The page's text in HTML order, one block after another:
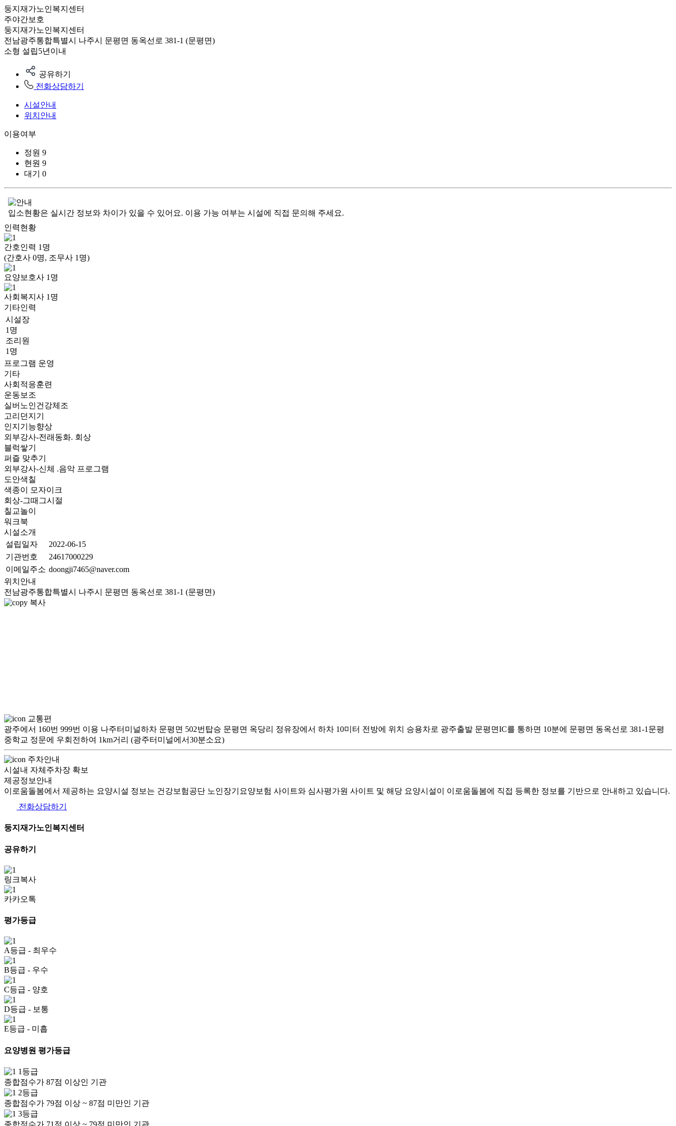
둥지재가노인복지센터
주야간보호
둥지재가노인복지센터
전남광주통합특별시 나주시 문평면 동옥선로 381-1 (문평면)
소형 설립5년이내
공유하기
전화상담하기
시설안내
위치안내
이용여부
정원 9
현원 9
대기
0
입소현황은 실시간 정보와 차이가 있을 수 있어요. 이용 가능 여부는 시설에 직접 문의해 주세요.
인력현황
간호인력 1 명
(간호사 0명, 조무사 1명)
요양보호사 1 명
사회복지사 1 명
기타인력
시설장
1명
조리원
1명
프로그램 운영
기타
사회적응훈련
운동보조
실버노인건강체조
고리던지기
인지기능향상
외부강사-전래동화. 회상
블럭쌓기
퍼즐 맞추기
외부강사-신체 .음악 프로그램
도안색칠
색종이 모자이크
회상-그때그시절
칠교놀이
워크북
시설소개
설립일자
2022-06-15
기관번호
24617000229
이메일주소 doongji7465@naver.com
위치안내
전남광주통합특별시 나주시 문평면 동옥선로 381-1 (문평면)
복사
교통편
광주에서 160번 999번 이용 나주터미널하차 문평면 502번탑승 문평면 옥당리 정유장에서 하차 10미터 전방에 위치 승용차로 광주출발 문평면IC를 통하면 10분에 문평면 동옥선로 381-1문평
중학교 정문에 우회전하여 1km거리 (광주터미널에서30분소요)
주차안내
시설내 자체주차장 확보
제공정보안내
이로움돌봄에서 제공하는 요양시설 정보는 건강보험공단 노인장기요양보험 사이트와 심사평가원 사이트 및 해당 요양시설이 이로움돌봄에 직접 등록한 정보를 기반으로 안내하고 있습니다.
전화상담하기
둥지재가노인복지센터
공유하기
링크복사
카카오톡
평가등급
A등급 - 최우수
B등급 - 우수
C등급 - 양호
D등급 - 보통
E등급 - 미흡
요양병원 평가등급
1등급
종합점수가 87점 이상인 기관
2등급
종합점수가 79점 이상 ~ 87점 미만인 기관
3등급
종합점수가 71점 이상 ~ 79점 미만인 기관